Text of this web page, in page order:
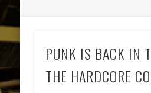
PUNK IS BACK IN
THE HARDCORE